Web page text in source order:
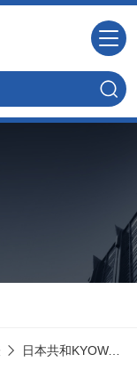
日本共和KYOWA